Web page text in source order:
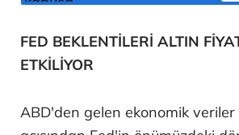
FED BEKLENTİLERİ ALTIN
ETKİLİYOR
ABD'den gelen ekonomik veriler